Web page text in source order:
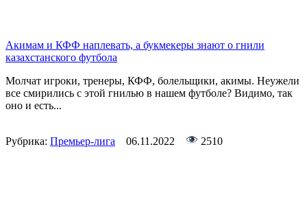
Акимам и КФФ наплевать, а букмекеры знают о гнили
казахстанского футбола
Молчат игроки, тренеры, КФФ, болельщики, акимы. Неужели
все смирились с этой гнилью в нашем футболе? Видимо, так
оно и есть...
Рубрика: Премьер-лига 06.11.2022 2510